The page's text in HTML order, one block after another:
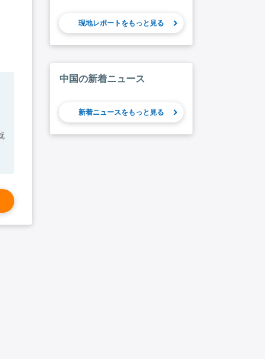
現地レポートをもっと見る
中国の新着ニュース
新着ニュースをもっと見る